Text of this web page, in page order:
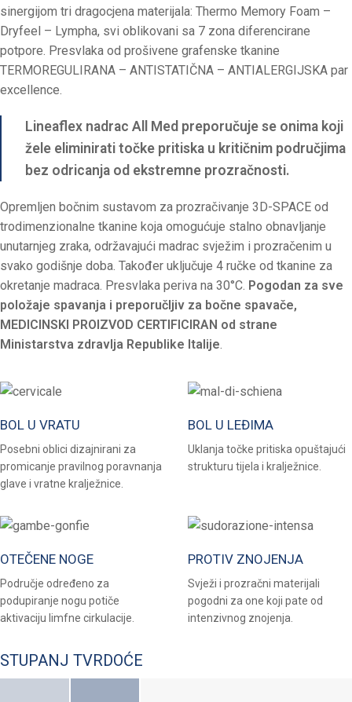
sinergijom tri dragocjena materijala: Thermo Memory Foam –
Dryfeel – Lympha, svi oblikovani sa 7 zona diferencirane
potpore. Presvlaka od prošivene grafenske tkanine
TERMOREGULIRANA – ANTISTATIČNA – ANTIALERGIJSKA par
excellence.
Lineaflex nadrac All Med preporučuje se onima koji
žele eliminirati točke pritiska u kritičnim područjima
bez odricanja od ekstremne prozračnosti.
Opremljen bočnim sustavom za prozračivanje 3D-SPACE od
trodimenzionalne tkanine koja omogućuje stalno obnavljanje
unutarnjeg zraka, održavajući madrac svježim i prozračenim u
svako godišnje doba. Također uključuje 4 ručke od tkanine za
okretanje madraca. Presvlaka periva na 30°C. Pogodan za sve
položaje spavanja i preporučljiv za bočne spavače,
MEDICINSKI PROIZVOD CERTIFICIRAN od strane
Ministarstva zdravlja Republike Italije
BOL U VRATU
Posebni oblici dizajnirani za
promicanje pravilnog poravnanja
glave i vratne kralježnice.
BOL U LEĐIMA
Uklanja točke pritiska opuštajući
strukturu tijela i kralježnice.
OTEČENE NOGE
Područje određeno za
podupiranje nogu potiče
aktivaciju limfne cirkulacije.
PROTIV ZNOJENJA
Svježi i prozračni materijali
pogodni za one koji pate od
intenzivnog znojenja.
STUPANJ TVRDOĆE